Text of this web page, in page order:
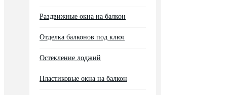
Раздвижные окна на балкон
Отделка балконов под ключ
Остекление лоджий
Пластиковые окна на балкон